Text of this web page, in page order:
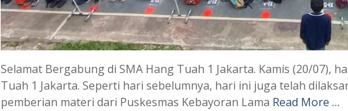
Selamat Bergabung di SMA Hang Tuah 1 Jakarta. Kamis (20/07),
Tuah 1 Jakarta. Seperti hari sebelumnya, hari ini juga telah
pemberian materi dari Puskesmas Kebayoran Lama Read More …